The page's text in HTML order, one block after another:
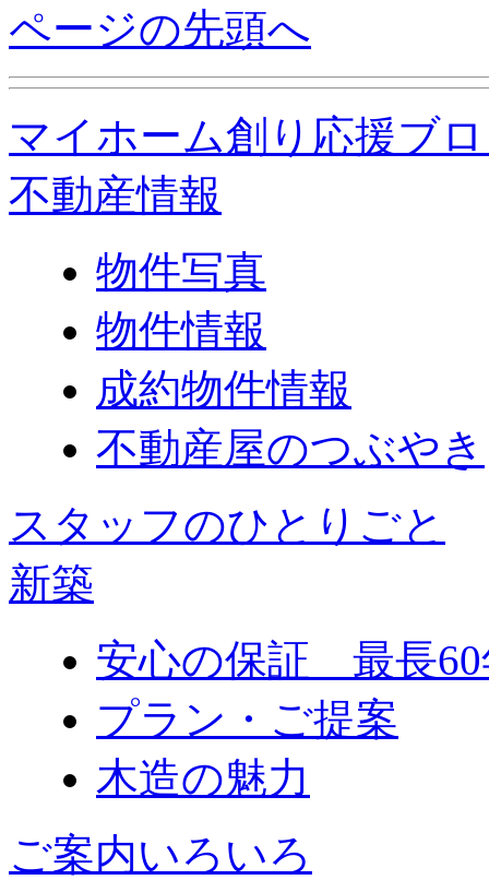
ページの先頭へ
マイホーム創り応援ブ
不動産情報
物件写真
物件情報
成約物件情報
不動産屋のつぶやき
スタッフのひとりごと
新築
安心の保証 最長60
プラン・ご提案
木造の魅力
ご案内いろいろ